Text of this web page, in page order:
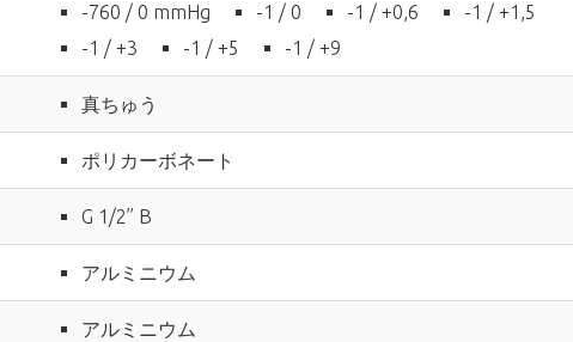
-760 / 0 mmHg -1 / 0 -1 / +0,6
-1 / +1,5
-1 / +3
-1 / +5 -1 / +9
真ちゅう
ポリカーボネート
G 1/2’’ B
アルミニウム
アルミニウム